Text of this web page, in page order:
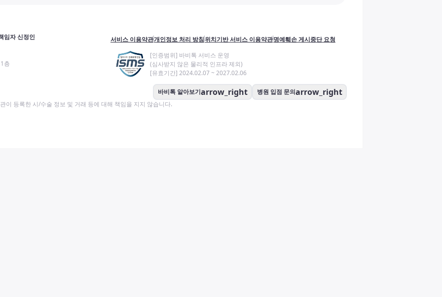
임자 신정인
층
서비스 이용약관개인정보 처리 방침위치기반 서비스 이용약관명예훼손 게시중단 요청
[인증범위] 바비톡 서비스 운영
(심사받지 않은 물리적 인프라 제외)
[유효기간] 2024.02.07 ~ 2027.02.06
바비톡 알아보기arrow_right 병원 입점 문의arrow_right
이 등록한 시/수술 정보 및 거래 등에 대해 책임을 지지 않습니다.